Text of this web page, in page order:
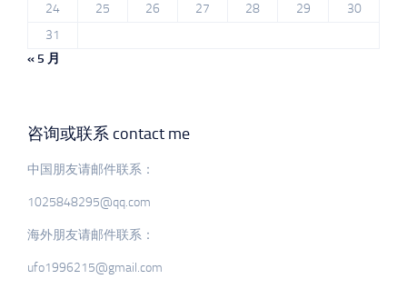
24
25 26 27 28 29
30
31
« 5 月
咨询或联系 contact me
中国朋友请邮件联系：
1025848295@qq.com
海外朋友请邮件联系：
ufo1996215@gmail.com